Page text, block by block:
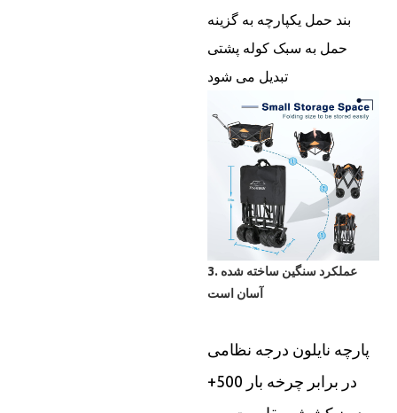
بند حمل یکپارچه به گزینه
حمل به سبک کوله پشتی
تبدیل می شود
3. عملکرد سنگین ساخته شده
آسان است
پارچه نایلون درجه نظامی
در برابر چرخه بار 500+